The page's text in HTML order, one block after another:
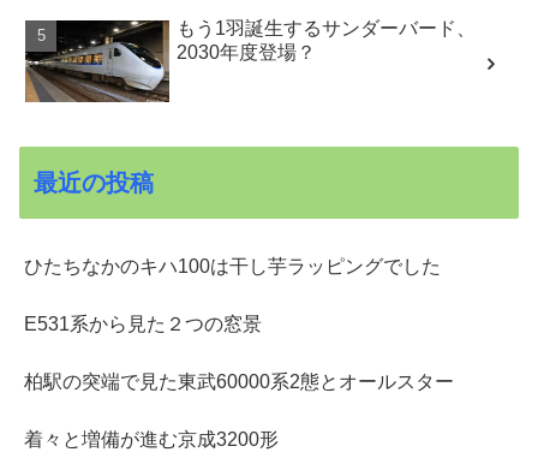
もう1羽誕生するサンダーバード、
2030年度登場？
最近の投稿
ひたちなかのキハ100は干し芋ラッピングでした
E531系から見た２つの窓景
柏駅の突端で見た東武60000系2態とオールスター
着々と増備が進む京成3200形